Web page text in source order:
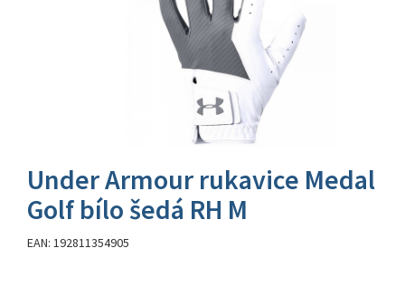
Under Armour rukavice Medal
Golf bílo šedá RH M
EAN: 192811354905